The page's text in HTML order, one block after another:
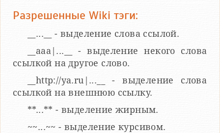
Разрешенные Wiki тэги:
__...__ - выделение слова ссылой.
__aaa|...__ - выделение некого слова
ссылкой на другое слово.
__http://ya.ru|...__ - выделение слова
ссылкой на внешнюю ссылку.
**...** - выделение жирным.
~~...~~ - выделение курсивом.